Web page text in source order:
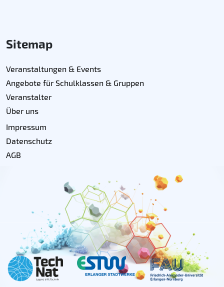
Sitemap
Veranstaltungen & Events
Angebote für Schulklassen & Gruppen
Veranstalter
Über uns
Impressum
Datenschutz
AGB